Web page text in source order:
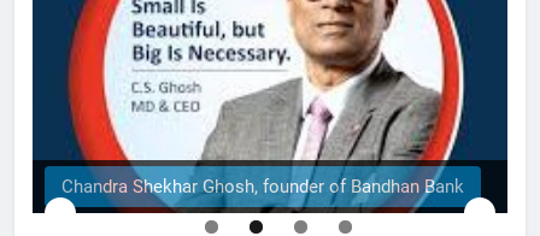
The Structural Engineers Ltd | Dhaka